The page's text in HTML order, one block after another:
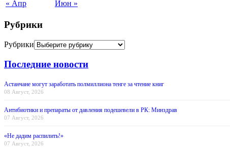
« Апр Июн »
Рубрики
Рубрики
Последние новости
Астанчане могут заработать полмиллиона тенге за чтение книг
08 Август, 2026
Антибиотики и препараты от давления подешевели в РК: Минздрав
07 Август, 2026
«Не дадим распилить!»
07 Август, 2026